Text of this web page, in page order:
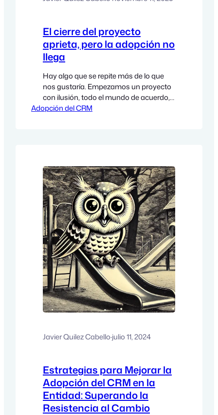
El cierre del proyecto
aprieta, pero la adopción no
llega
Hay algo que se repite más de lo que
nos gustaría. Empezamos un proyecto
con ilusión, todo el mundo de acuerdo,
la planificación encaja, el calendario
Adopción del CRM
Javier Quilez Cabello·julio 11, 2024
Estrategias para Mejorar la
Adopción del CRM en la
Entidad: Superando la
Resistencia al Cambio